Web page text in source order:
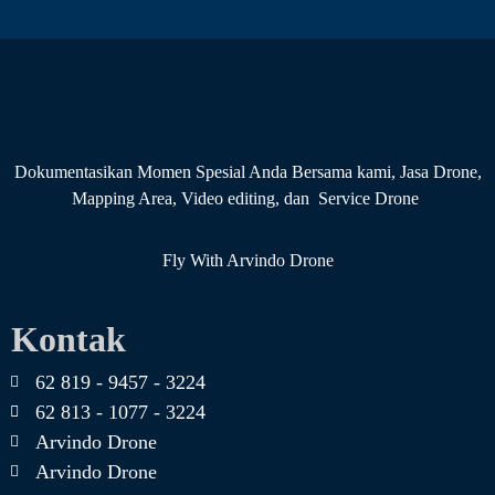
Dokumentasikan Momen Spesial Anda Bersama kami, Jasa Drone,
Mapping Area, Video editing, dan Service Drone
Fly With Arvindo Drone
Kontak
62 819 - 9457 - 3224
62 813 - 1077 - 3224
Arvindo Drone
Arvindo Drone